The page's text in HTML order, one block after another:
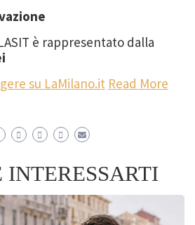
è rappresentato dalla
su LaMilano.it Read More
INTERESSARTI